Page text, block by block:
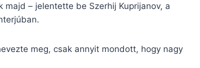
– jelentette be Szerhij Kuprijanov, a
meg, csak annyit mondott, hogy nagy